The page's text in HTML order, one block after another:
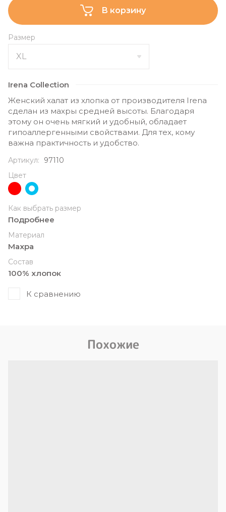
В корзину
Размер
Irena Collection
Женский халат из хлопка от производителя Irena
сделан из махры средней высоты. Благодаря
этому он очень мягкий и удобный, обладает
гипоаллергенными свойствами. Для тех, кому
важна практичность и удобство.
Артикул:
97110
Цвет
Как выбрать размер
Подробнее
Материал
Махра
Состав
100% хлопок
К сравнению
Похожие